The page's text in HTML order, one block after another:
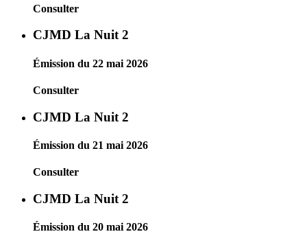
Consulter
CJMD La Nuit 2
Émission du 22 mai 2026
Consulter
CJMD La Nuit 2
Émission du 21 mai 2026
Consulter
CJMD La Nuit 2
Émission du 20 mai 2026